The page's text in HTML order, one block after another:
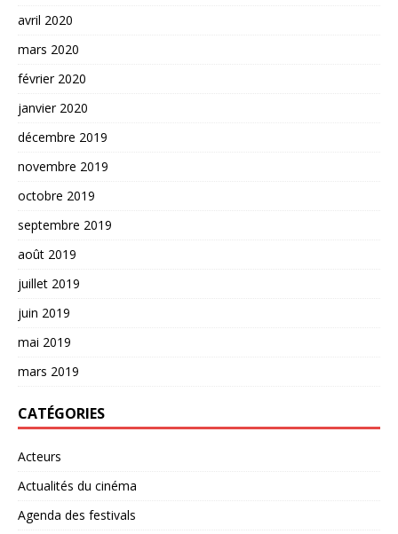
avril 2020
mars 2020
février 2020
janvier 2020
décembre 2019
novembre 2019
octobre 2019
septembre 2019
août 2019
juillet 2019
juin 2019
mai 2019
mars 2019
CATÉGORIES
Acteurs
Actualités du cinéma
Agenda des festivals